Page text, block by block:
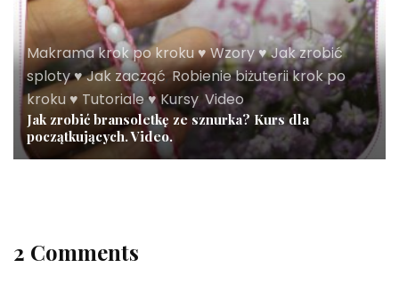
Makrama krok po kroku ♥ Wzory ♥ Jak zrobić
sploty ♥ Jak zacząć,Robienie biżuterii krok po
kroku ♥ Tutoriale ♥ Kursy Video
Jak zrobić bransoletkę ze sznurka? Kurs dla
początkujących. Video.
2 Comments